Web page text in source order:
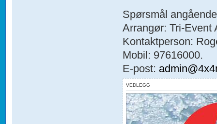
Spørsmål
Arrangør: Tri-Event
Kontaktperson:
Mobil: 97616000.
E-post:
VEDLEGG